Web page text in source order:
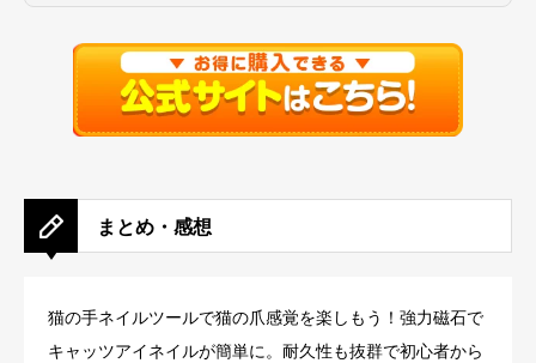
まとめ・感想
猫の手ネイルツールで猫の爪感覚を楽しもう！強力磁石で
キャッツアイネイルが簡単に。耐久性も抜群で初心者から